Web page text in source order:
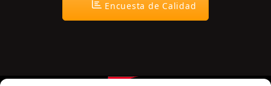
Encuesta de Calidad